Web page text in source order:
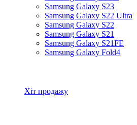
Samsung Galaxy S23
Samsung Galaxy S22 Ultra
Samsung Galaxy S22
Samsung Galaxy S21
Samsung Galaxy S21FE
Samsung Galaxy Fold4
Хіт продажу